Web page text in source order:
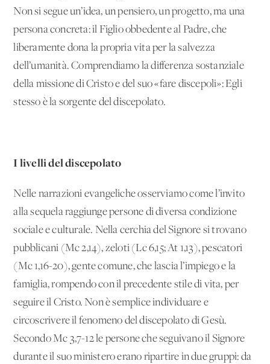
Non si segue un’idea, un pensiero, un progetto, ma una
persona concreta: il Figlio obbedente al Padre, che
liberamente dona la propria vita per la salvezza
dell’umanità. Comprendiamo la differenza sostanziale
della missione di Cristo e del suo «fare discepoli»: Egli
stesso è la sorgente del discepolato.
I livelli del discepolato
Nelle narrazioni evangeliche osserviamo come l’invito
alla sequela raggiunge persone di diversa condizione
sociale e culturale. Nella cerchia del Signore si trovano
pubblicani (Mc 2,14), zeloti (Lc 6,15; At 1,13), pescatori
(Mc 1,16-20), gente comune, che lascia l’impiego e la
famiglia, rompendo con il precedente stile di vita, per
seguire il Cristo. Non è semplice individuare e
circoscrivere il fenomeno del discepolato di Gesù.
Secondo Mc 3,7-12 le persone che seguivano il Signore
durante il suo ministero erano ripartire in due gruppi: da